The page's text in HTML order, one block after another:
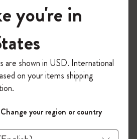
Kaweco x モレスキン
ンの世界へようこそ
」を入力すると、初回注
送料無料になります。セ
レット品は適用外。
ントを作成して限定オフ
、さらに多くのインスピ
手に入れましょう。
you're in
are shown in USD. International
on your items shipping
your region or country